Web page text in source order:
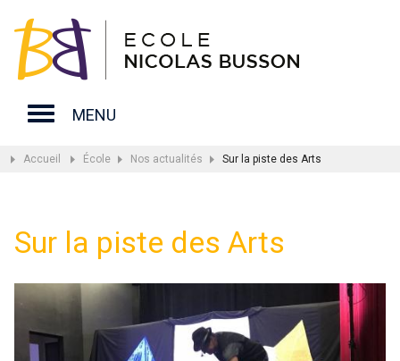
MENU
Accueil École Nos actualités Sur la piste des Arts
Sur la piste des Arts